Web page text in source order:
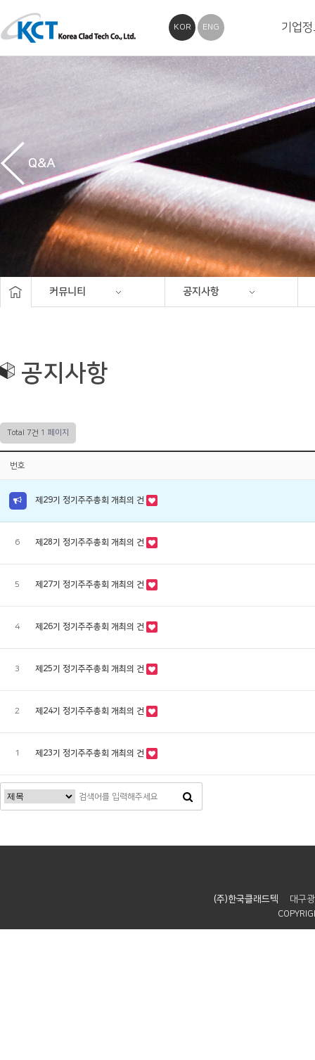
KOR ENG 기업
Q&A
커뮤니티
제품소개
공지사항
공지사항
Total 7건 1 페이지
번호
제29기 정기주주총회 개최의 건
6 제28기 정기주주총회 개최의 건
5 제27기 정기주주총회 개최의 건
4 제26기 정기주주총회 개최의 건
3 제25기 정기주주총회 개최의 건
2 제24기 정기주주총회 개최의 건
1 제23기 정기주주총회 개최의 건
(주)한국클래드텍
대구